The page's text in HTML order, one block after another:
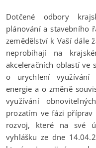
Dotčené odbory
plánování a stavebního
zemědělství k Vaší dále
neprobíhají na
akceleračních oblastí ve
o urychlení využívání
energie a o změně
využívání
prozatím ve fázi
rozvoj, které na své
vyhlášku ze dne